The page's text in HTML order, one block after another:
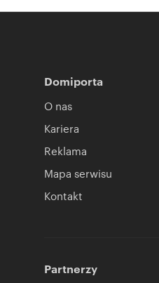
Domiporta
O nas
Kariera
Reklama
Mapa serwisu
Kontakt
Partnerzy